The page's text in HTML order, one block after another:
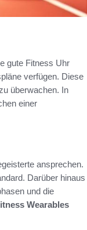
gute Fitness Uhr
verfügen. Diese
überwachen. In
einer
ansprechen.
Darüber hinaus
und die
Wearables